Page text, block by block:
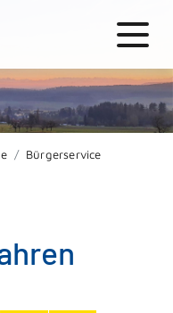
Bürgerservice